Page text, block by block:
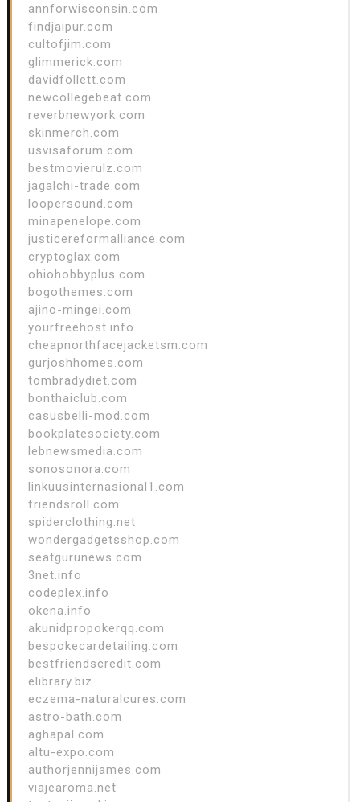
annforwisconsin.com
findjaipur.com
cultofjim.com
glimmerick.com
davidfollett.com
newcollegebeat.com
reverbnewyork.com
skinmerch.com
usvisaforum.com
bestmovierulz.com
jagalchi-trade.com
loopersound.com
minapenelope.com
justicereformalliance.com
cryptoglax.com
ohiohobbyplus.com
bogothemes.com
ajino-mingei.com
yourfreehost.info
cheapnorthfacejacketsm.com
gurjoshhomes.com
tombradydiet.com
bonthaiclub.com
casusbelli-mod.com
bookplatesociety.com
lebnewsmedia.com
sonosonora.com
linkuusinternasional1.com
friendsroll.com
spiderclothing.net
wondergadgetsshop.com
seatgurunews.com
3net.info
codeplex.info
okena.info
akunidpropokerqq.com
bespokecardetailing.com
bestfriendscredit.com
elibrary.biz
eczema-naturalcures.com
astro-bath.com
aghapal.com
altu-expo.com
authorjennijames.com
viajearoma.net